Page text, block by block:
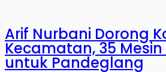
Arif Nurbani Dorong
Kecamatan, 35
untuk Pandeglang